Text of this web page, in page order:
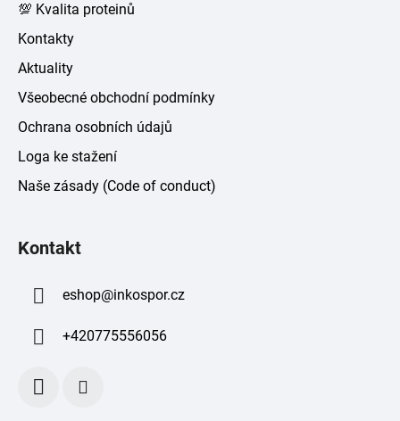
💯 Kvalita proteinů
Kontakty
Aktuality
Všeobecné obchodní podmínky
Ochrana osobních údajů
Loga ke stažení
Naše zásady (Code of conduct)
Kontakt
eshop@inkospor.cz
+420775556056